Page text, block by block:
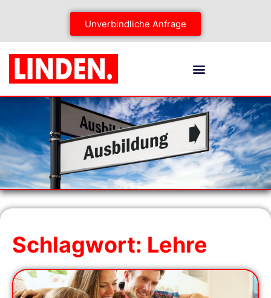
Unverbindliche Anfrage
Schlagwort: Lehre